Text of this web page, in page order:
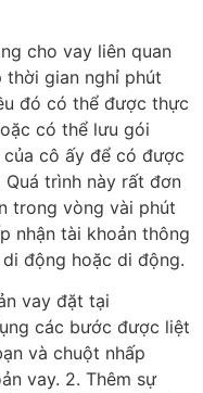
cho vay liên quan
gian nghỉ phút
đó có thể được thực
có thể lưu gói
cô ấy để có được
trình này rất đơn
trong vòng vài phút
nhận tài khoản thông
động hoặc di động.
vay đặt tại
các bước được liệt
và chuột nhấp
vay. 2. Thêm sự